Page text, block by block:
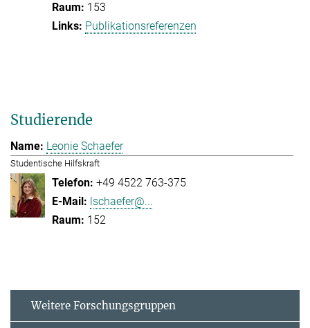
153
Publikationsreferenzen
Studierende
Leonie Schaefer
Studentische Hilfskraft
+49 4522 763-375
lschaefer@...
152
Weitere Forschungsgruppen